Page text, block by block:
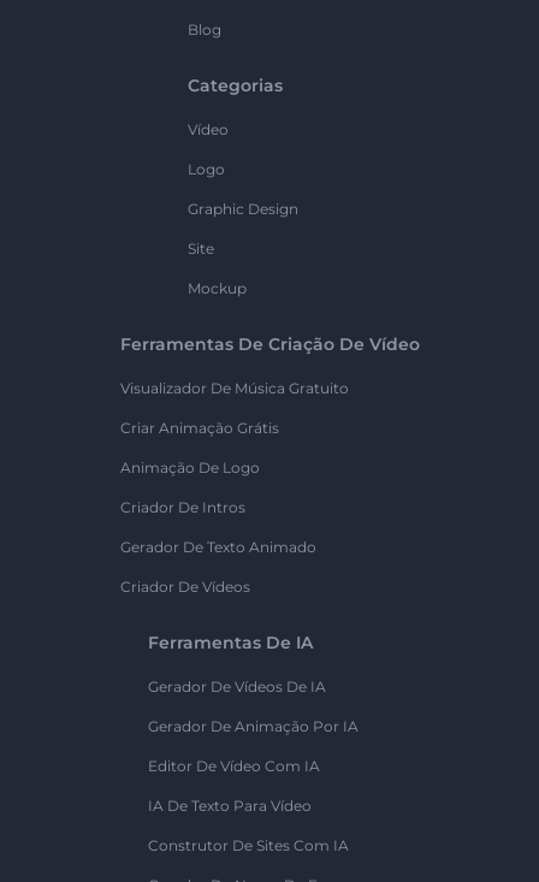
Blog
Categorias
Vídeo
Logo
Graphic Design
Site
Mockup
Ferramentas De Criação De Vídeo
Visualizador De Música Gratuito
Criar Animação Grátis
Animação De Logo
Criador De Intros
Gerador De Texto Animado
Criador De Vídeos
Ferramentas De IA
Gerador De Vídeos De IA
Gerador De Animação Por IA
Editor De Vídeo Com IA
IA De Texto Para Vídeo
Construtor De Sites Com IA